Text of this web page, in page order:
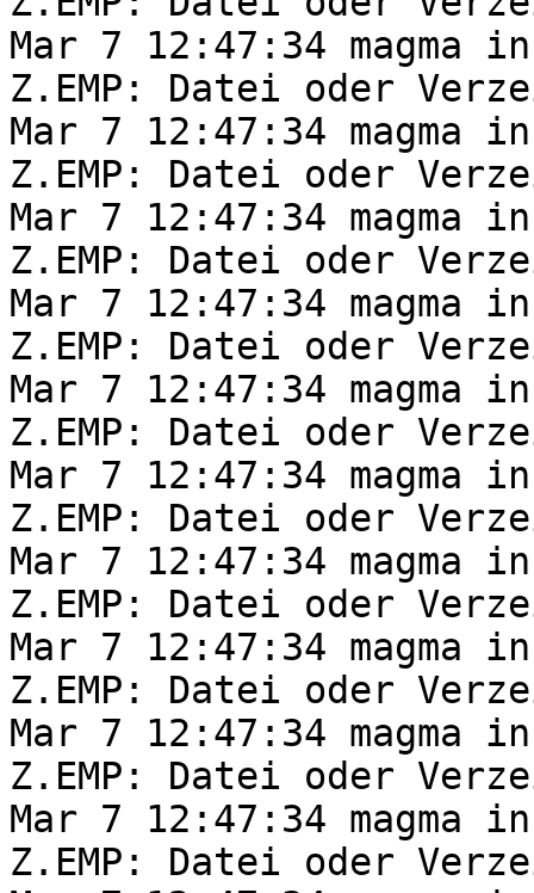
Mar 7 12:47:34
Z.EMP: Datei oder
Mar 7 12:47:34
Z.EMP: Datei oder
Mar 7 12:47:34
Z.EMP: Datei oder
Mar 7 12:47:34
Z.EMP: Datei oder
Mar 7 12:47:34
Z.EMP: Datei oder
Mar 7 12:47:34
Z.EMP: Datei oder
Mar 7 12:47:34
Z.EMP: Datei oder
Mar 7 12:47:34
Z.EMP: Datei oder
Mar 7 12:47:34
Z.EMP: Datei oder
Mar 7 12:47:34
Z.EMP: Datei oder